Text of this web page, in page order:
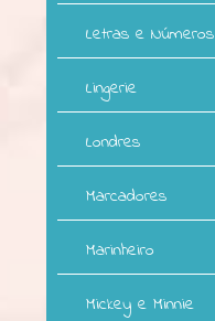
Letras e Números
Lingerie
Londres
Marcadores
Marinheiro
Mickey e Minnie